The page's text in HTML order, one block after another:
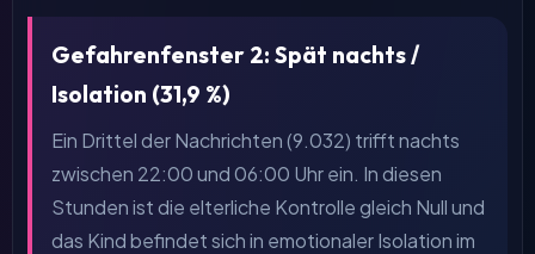
Gefahrenfenster 2: Spät nachts /
Isolation (31,9 %)
Ein Drittel der Nachrichten (9.032) trifft nachts
zwischen 22:00 und 06:00 Uhr ein. In diesen
Stunden ist die elterliche Kontrolle gleich Null und
das Kind befindet sich in emotionaler Isolation im